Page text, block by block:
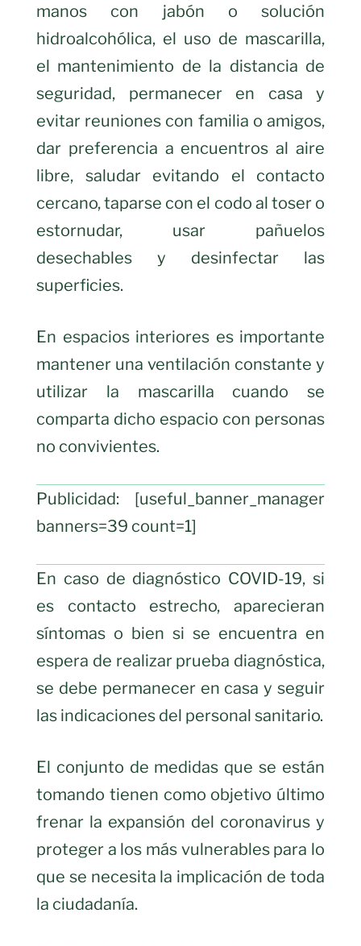
manos con jabón o solución
hidroalcohólica, el uso de mascarilla,
el mantenimiento de la distancia de
seguridad, permanecer en casa y
evitar reuniones con familia o amigos,
dar preferencia a encuentros al aire
libre, saludar evitando el contacto
cercano, taparse con el codo al toser o
estornudar, usar pañuelos
desechables y desinfectar las
superficies.
En espacios interiores es importante
mantener una ventilación constante y
utilizar la mascarilla cuando se
comparta dicho espacio con personas
no convivientes.
Publicidad: [useful_banner_manager
banners=39 count=1]
En caso de diagnóstico COVID-19, si
es contacto estrecho, aparecieran
síntomas o bien si se encuentra en
espera de realizar prueba diagnóstica,
se debe permanecer en casa y seguir
las indicaciones del personal sanitario.
El conjunto de medidas que se están
tomando tienen como objetivo último
frenar la expansión del coronavirus y
proteger a los más vulnerables para lo
que se necesita la implicación de toda
la ciudadanía.